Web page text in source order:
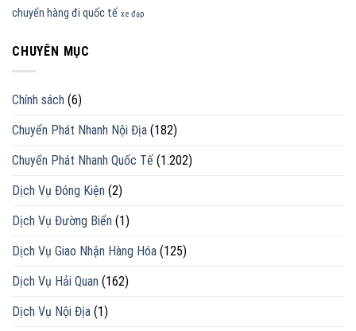
chuyển hàng đi quốc tế xe đạp
CHUYÊN MỤC
Chính sách (6)
Chuyển Phát Nhanh Nội Địa (182)
Chuyển Phát Nhanh Quốc Tế (1.202)
Dịch Vụ Đóng Kiện (2)
Dịch Vụ Đường Biển (1)
Dịch Vụ Giao Nhận Hàng Hóa (125)
Dịch Vụ Hải Quan (162)
Dịch Vụ Nội Địa (1)